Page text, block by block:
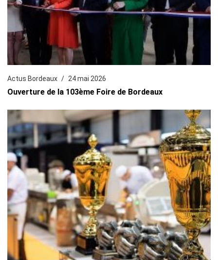
Actus Bordeaux 24 mai 2026
Ouverture de la 103ème Foire de Bordeaux